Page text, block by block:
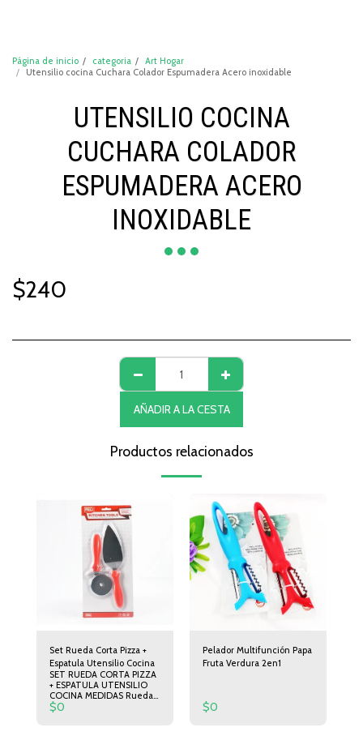
Página de inicio categoria
Art Hogar
Utensilio cocina Cuchara Colador Espumadera Acero inoxidable
UTENSILIO COCINA
CUCHARA COLADOR
ESPUMADERA ACERO
INOXIDABLE
$240
AÑADIR A LA CESTA
Productos relacionados
Set Rueda Corta Pizza +
Espatula Utensilio Cocina
SET RUEDA CORTA PIZZA
+ ESPATULA UTENSILIO
COCINA MEDIDAS Rueda
corta Pizza 19cm de largo
$0
Pelador Multifunción Papa
Fruta Verdura 2en1
$0